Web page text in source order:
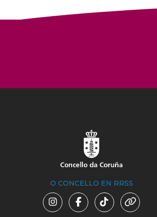
O CONCELLO EN RRSS